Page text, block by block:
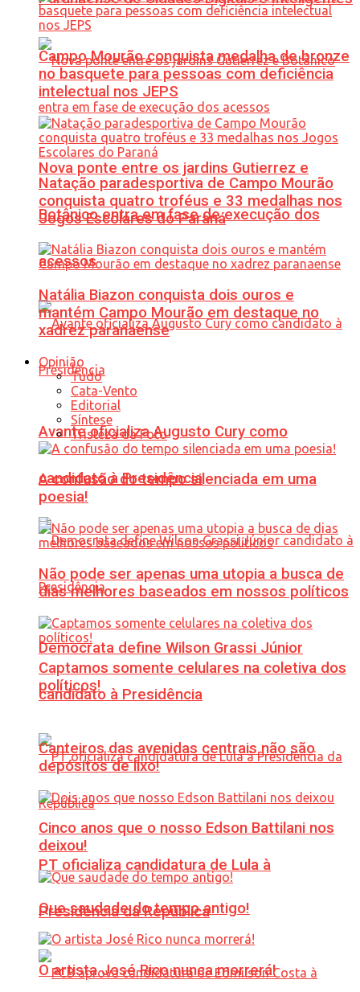
Nova ponte entre os jardins Gutierrez e
Botânico entra em fase de execução dos
acessos
Avante oficializa Augusto Cury como
candidato à Presidência
Democrata define Wilson Grassi Júnior
candidato à Presidência
PT oficializa candidatura de Lula à
Presidência da República
Campo Mourão conquista medalha de bronze
no basquete para pessoas com deficiência
intelectual nos JEPS
Natação paradesportiva de Campo Mourão
conquista quatro troféus e 33 medalhas nos
Jogos Escolares do Paraná
Natália Biazon conquista dois ouros e
mantém Campo Mourão em destaque no
xadrez paranaense
Opinião
Tudo
Cata-Vento
Editorial
Síntese
Tristeza da Foto
A confusão do tempo silenciada em uma
poesia!
Não pode ser apenas uma utopia a busca de
dias melhores baseados em nossos políticos
Captamos somente celulares na coletiva dos
políticos!
Canteiros das avenidas centrais não são
depósitos de lixo!
Cinco anos que o nosso Edson Battilani nos
deixou!
Que saudade do tempo antigo!
O artista José Rico nunca morrerá!